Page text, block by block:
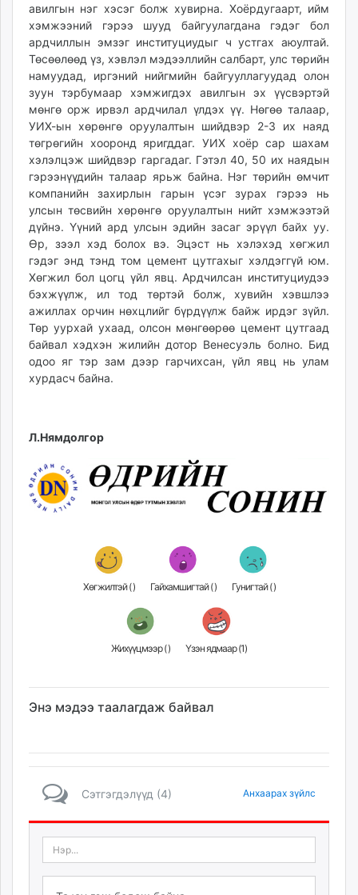
авилгын нэг хэсэг болж хувирна. Хоёрдугаарт, ийм
хэмжээний гэрээ шууд байгуулагдана гэдэг бол
ардчиллын эмзэг институциудыг ч устгах аюултай.
Төсөөлөөд үз, хэвлэл мэдээллийн салбарт, улс төрийн
намуудад, иргэний нийгмийн байгууллагуудад олон
зуун тэрбумаар хэмжигдэх авилгын эх үүсвэртэй
мөнгө орж ирвэл ардчилал үлдэх үү. Нөгөө талаар,
УИХ-ын хөрөнгө оруулалтын шийдвэр 2-3 их наяд
төгрөгийн хооронд яригддаг. УИХ хоёр сар шахам
хэлэлцэж шийдвэр гаргадаг. Гэтэл 40, 50 их наядын
гэрээнүүдийн талаар ярьж байна. Нэг төрийн өмчит
компанийн захирлын гарын үсэг зурах гэрээ нь
улсын төсвийн хөрөнгө оруулалтын нийт хэмжээтэй
дүйнэ. Үүний ард улсын эдийн засаг эрүүл байх уу.
Өр, зээл хэд болох вэ. Эцэст нь хэлэхэд хөгжил
гэдэг энд тэнд том цемент цутгахыг хэлдэггүй юм.
Хөгжил бол цогц үйл явц. Ардчилсан институциудээ
бэхжүүлж, ил тод төртэй болж, хувийн хэвшлээ
ажиллах орчин нөхцлийг бүрдүүлж байж ирдэг зүйл.
Төр уурхай ухаад, олсон мөнгөөрөө цемент цутгаад
байвал хэдхэн жилийн дотор Венесуэль болно. Бид
одоо яг тэр зам дээр гарчихсан, үйл явц нь улам
хурдасч байна.
Л.Нямдолгор
Хөгжилтэй () Гайхамшигтай () Гунигтай ()
Жихүүцмээр () Үзэн ядмаар (1)
Энэ мэдээ таалагдаж байвал
Сэтгэгдэлүүд (4) Анхаарах зүйлс